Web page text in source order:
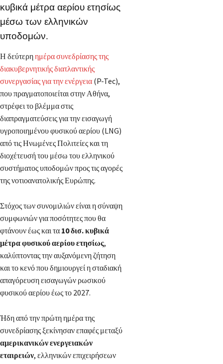
κυβικά μέτρα αερίου ετησίως
μέσω των ελληνικών
υποδομών.
Η δεύτερηημέρα συνεδρίασης της
διακυβερνητικής διατλαντικής
συνεργασίας για την ενέργεια (P-Tec),
που πραγματοποιείται στην Αθήνα,
στρέφει το βλέμμα στις
διαπραγματεύσεις για την εισαγωγή
υγροποιημένου φυσικού αερίου (LNG)
από τις Ηνωμένες Πολιτείες και τη
διοχέτευσή του μέσω του ελληνικού
συστήματος υποδομών προς τις αγορές
της νοτιοανατολικής Ευρώπης.
Στόχος των συνομιλιών είναι η σύναψη
συμφωνιών για ποσότητες που θα
φτάνουν έως και τα 10 δισ. κυβικά
μέτρα φυσικού αερίου ετησίως,
καλύπτοντας την αυξανόμενη ζήτηση
και το κενό που δημιουργεί η σταδιακή
απαγόρευση εισαγωγών ρωσικού
φυσικού αερίου έως το 2027.
Ήδη από την πρώτη ημέρα της
συνεδρίασης ξεκίνησαν επαφές μεταξύ
αμερικανικών ενεργειακών
εταιρειών, ελληνικών επιχειρήσεων